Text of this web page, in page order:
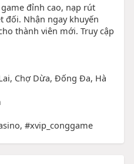
đỉnh cao, nạp rút
đối. Nhận ngay khuyến
thành viên mới. Truy cập
Chợ Dừa, Đống Đa, Hà
#xvip_conggame